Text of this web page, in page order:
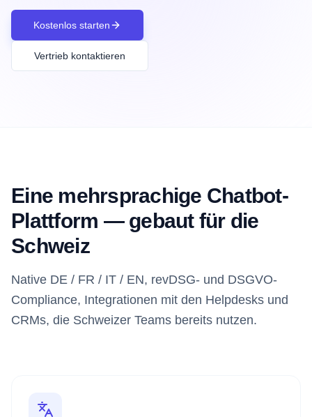
Kostenlos starten
Vertrieb kontaktieren
Eine mehrsprachige Chatbot-
Plattform — gebaut für die
Schweiz
Native DE / FR / IT / EN, revDSG- und DSGVO-
Compliance, Integrationen mit den Helpdesks und
CRMs, die Schweizer Teams bereits nutzen.